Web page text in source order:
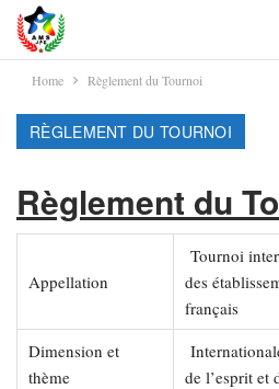
Home Règlement du Tournoi
RÈGLEMENT DU TOURNOI
Règlement du
Appellation
Tournoi
des
français
Dimension et
thème
de l’esprit et